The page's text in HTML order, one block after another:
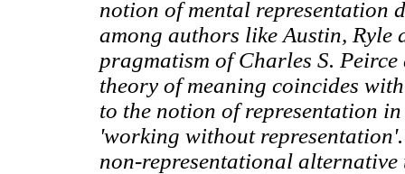
notion of mental representation
among authors like Austin, Ryle
pragmatism of Charles S.
theory of meaning coincides
to the notion of representation
'working without
non-representational alternative